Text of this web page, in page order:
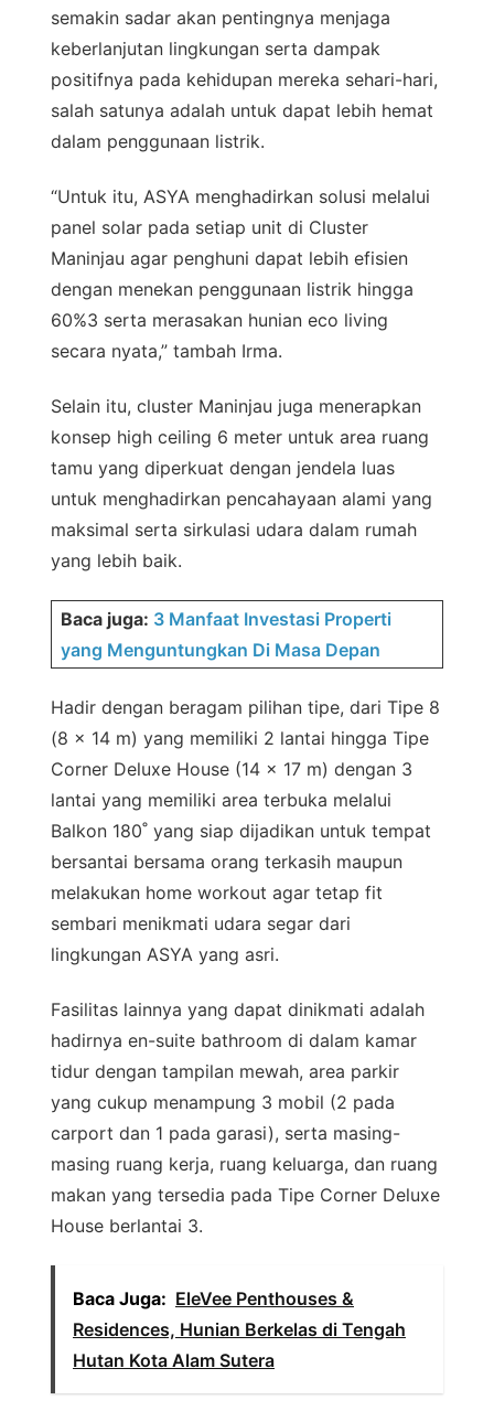
semakin sadar akan pentingnya menjaga
keberlanjutan lingkungan serta dampak
positifnya pada kehidupan mereka sehari-hari,
salah satunya adalah untuk dapat lebih hemat
dalam penggunaan listrik.
“Untuk itu, ASYA menghadirkan solusi melalui
panel solar pada setiap unit di Cluster
Maninjau agar penghuni dapat lebih efisien
dengan menekan penggunaan listrik hingga
60%3 serta merasakan hunian eco living
secara nyata,” tambah Irma.
Selain itu, cluster Maninjau juga menerapkan
konsep high ceiling 6 meter untuk area ruang
tamu yang diperkuat dengan jendela luas
untuk menghadirkan pencahayaan alami yang
maksimal serta sirkulasi udara dalam rumah
yang lebih baik.
Baca juga: 3 Manfaat Investasi Properti
yang Menguntungkan Di Masa Depan
Hadir dengan beragam pilihan tipe, dari Tipe 8
(8 x 14 m) yang memiliki 2 lantai hingga Tipe
Corner Deluxe House (14 x 17 m) dengan 3
lantai yang memiliki area terbuka melalui
Balkon 180˚ yang siap dijadikan untuk tempat
bersantai bersama orang terkasih maupun
melakukan home workout agar tetap fit
sembari menikmati udara segar dari
lingkungan ASYA yang asri.
Fasilitas lainnya yang dapat dinikmati adalah
hadirnya en-suite bathroom di dalam kamar
tidur dengan tampilan mewah, area parkir
yang cukup menampung 3 mobil (2 pada
carport dan 1 pada garasi), serta masing-
masing ruang kerja, ruang keluarga, dan ruang
makan yang tersedia pada Tipe Corner Deluxe
House berlantai 3.
Baca Juga: EleVee Penthouses &
Residences, Hunian Berkelas di Tengah
Hutan Kota Alam Sutera